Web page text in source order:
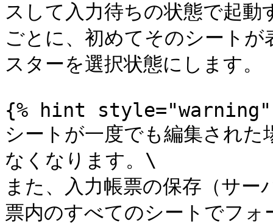
スして入力待ちの状態で起
ごとに、初めてそのシート
スターを選択状態にします。
{% hint style="warning"
シートが一度でも編集され
なくなります。\
また、入力帳票の保存（サ
票内のすべてのシートでフ